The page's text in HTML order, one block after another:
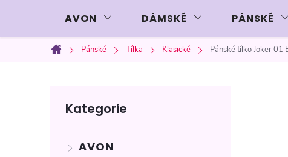
AVON DÁMSKÉ PÁNSKÉ
Domů
Pánské Tílka Klasické Pánské tílko Joker 01
kategorie
Kategorie
AVON